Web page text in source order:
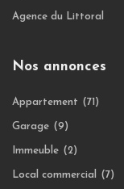
Agence du Littoral
Nos annonces
Appartement (71)
Garage (9)
Immeuble (2)
Local commercial (7)